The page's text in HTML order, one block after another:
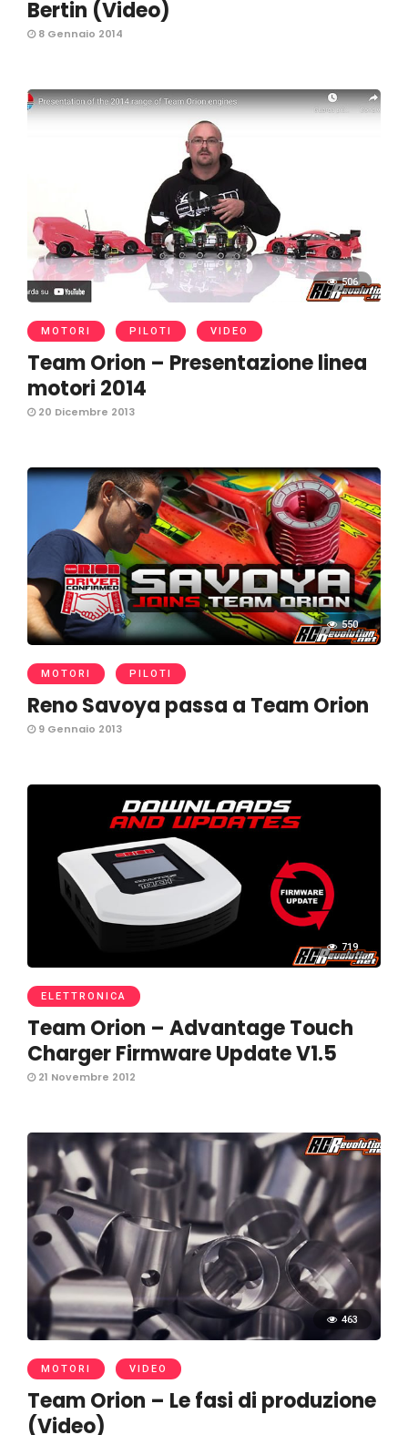
Bertin (Video)
8 Gennaio 2014
506
MOTORI PILOTI VIDEO
Team Orion – Presentazione linea
motori 2014
20 Dicembre 2013
550
MOTORI PILOTI
Reno Savoya passa a Team Orion
9 Gennaio 2013
719
ELETTRONICA
Team Orion – Advantage Touch
21 Novembre 2012
463
MOTORI VIDEO
Team Orion – Le fasi di produzione
(Video)